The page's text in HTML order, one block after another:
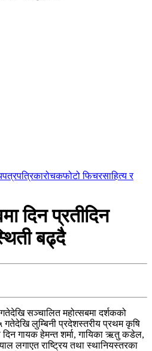
पत्रपत्रिकारोचकफोटो फिचरसाहित्य र
दिन प्रतीदिन
बढ्दै
सञ्चालित महोत्सबमा दर्शकको
लुम्बिनी प्रदेशस्तरीय प्रथम कृषि
गायक हेमन्त शर्मा, गायिका ऋतु कडेल,
लगाएत राष्ट्रिय तथा स्थानियस्तरका